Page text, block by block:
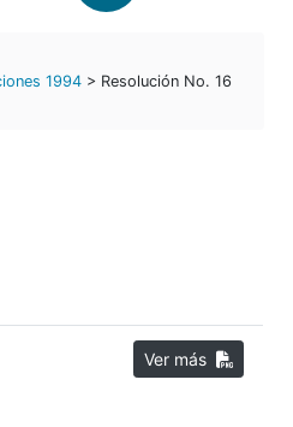
1994 > Resolución No. 16